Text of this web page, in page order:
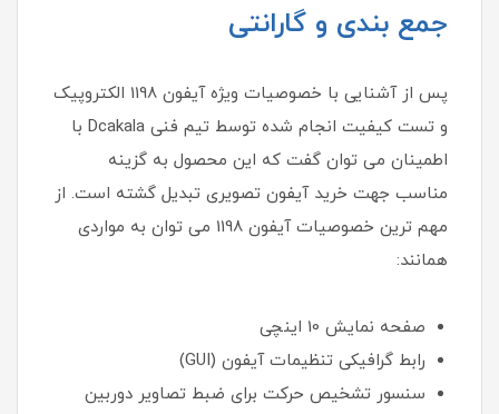
جمع بندی و گارانتی
پس از آشنایی با خصوصیات ویژه آیفون 1198 الکتروپیک
و تست کیفیت انجام شده توسط تیم فنی Dcakala با
اطمینان می توان گفت که این محصول به گزینه
مناسب جهت خرید آیفون تصویری تبدیل گشته است. از
مهم ترین خصوصیات آیفون 1198 می توان به مواردی
همانند:
صفحه نمایش 10 اینچی
رابط گرافیکی تنظیمات آیفون (GUI)
سنسور تشخیص حرکت برای ضبط تصاویر دوربین